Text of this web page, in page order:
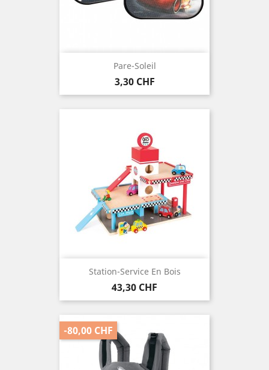
Pare-Soleil
Preis
3,30 CHF
Station-Service En Bois
Preis
43,30 CHF
-80,00 CHF